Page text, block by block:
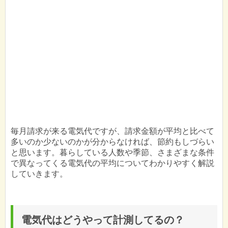
毎月請求が来る電気代ですが、請求金額が平均と比べて
多いのか少ないのかが分からなければ、節約もしづらい
と思います。暮らしている人数や季節、さまざまな条件
で異なってくる電気代の平均についてわかりやすく解説
していきます。
電気代はどうやって計測してるの？